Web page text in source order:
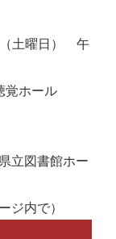
土曜日） 午
ホール
立図書館ホー
ジ内で）